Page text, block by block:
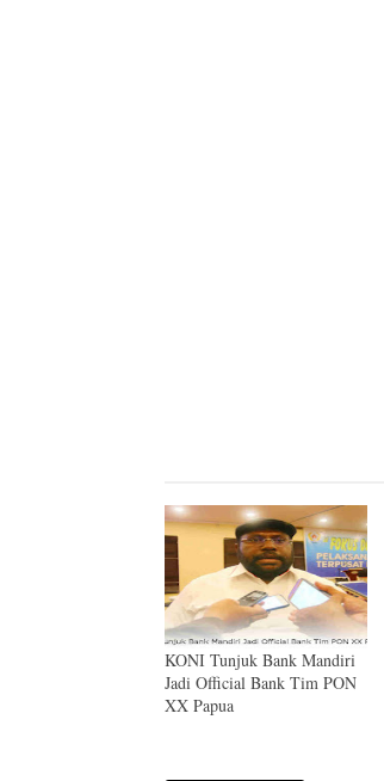
KONI Tunjuk Bank Mandiri
Jadi Official Bank Tim PON
XX Papua